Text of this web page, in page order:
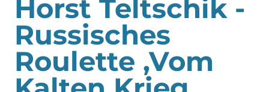
Horst Teltschik -
Russisches
Roulette ,Vom